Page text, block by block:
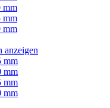
mm
mm
mm
anzeigen
mm
mm
mm
mm